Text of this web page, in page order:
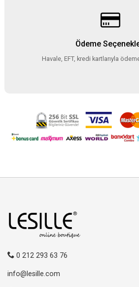
Ödeme
Havale, EFT, kredi kartlarıyla
0 212 293 63 76
info@lesille.com